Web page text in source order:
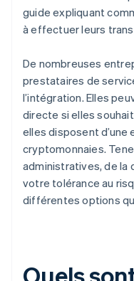
guide expliquant
à effectuer leurs
De nombreuses
prestataires de
l’intégration. Elles
directe si elles
elles disposent
cryptomonnaies.
administratives, de la
votre tolérance au
différentes options